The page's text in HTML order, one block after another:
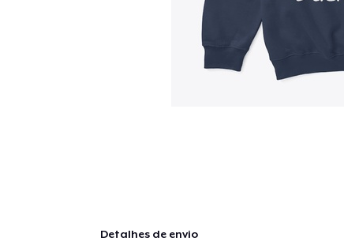
Detalhes de envio